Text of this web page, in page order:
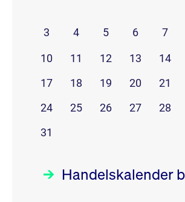
3
4 5 6 7
10 11 12 13 14
17
18 19 20 21
24
25 26 27 28
31
Handelskalender